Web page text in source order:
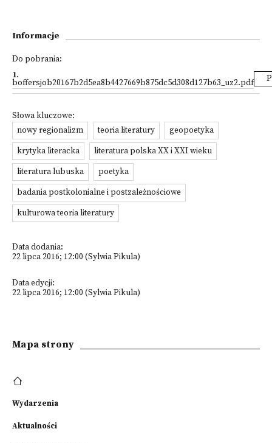
Informacje
Do pobrania:
1.
boffersjob20167b2d5ea8b4427669b875dc5d308d127b63_uz2.pdf
Słowa kluczowe:
nowy regionalizm
teoria literatury
geopoetyka
krytyka literacka
literatura polska XX i XXI wieku
literatura lubuska
poetyka
badania postkolonialne i postzależnościowe
kulturowa teoria literatury
Data dodania:
22 lipca 2016; 12:00 (Sylwia Pikula)
Data edycji:
22 lipca 2016; 12:00 (Sylwia Pikula)
Mapa strony
Wydarzenia
Aktualności